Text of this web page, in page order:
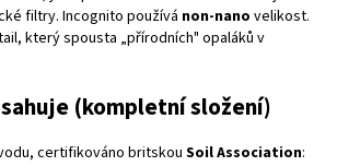
filtry. Incognito používá non-nano velikost.
který spousta „přírodních" opaláků v
(kompletní složení)
certifikováno britskou Soil Association: